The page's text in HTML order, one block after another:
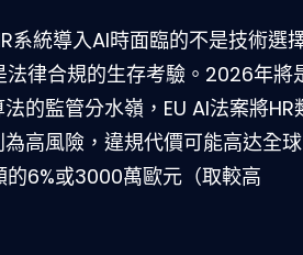
系統導入AI時面臨的不是技術選
法律合規的生存考驗。2026年將
的監管分水嶺，EU AI法案將HR
為高風險，違規代價可能高达全球
的6%或3000萬歐元（取較高